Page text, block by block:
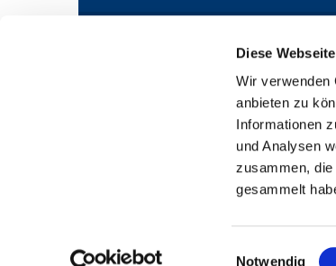
Diese
Wir verwenden
anbieten zu
Informationen
und Analysen
zusammen,
gesammelt
Notwendig
Kath.